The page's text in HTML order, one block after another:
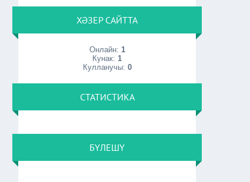
ХӘЗЕР САЙТТА
Онлайн: 1
Кунак:1
Кулланучы: 0
СТАТИСТИКА
БҮЛЕШҮ